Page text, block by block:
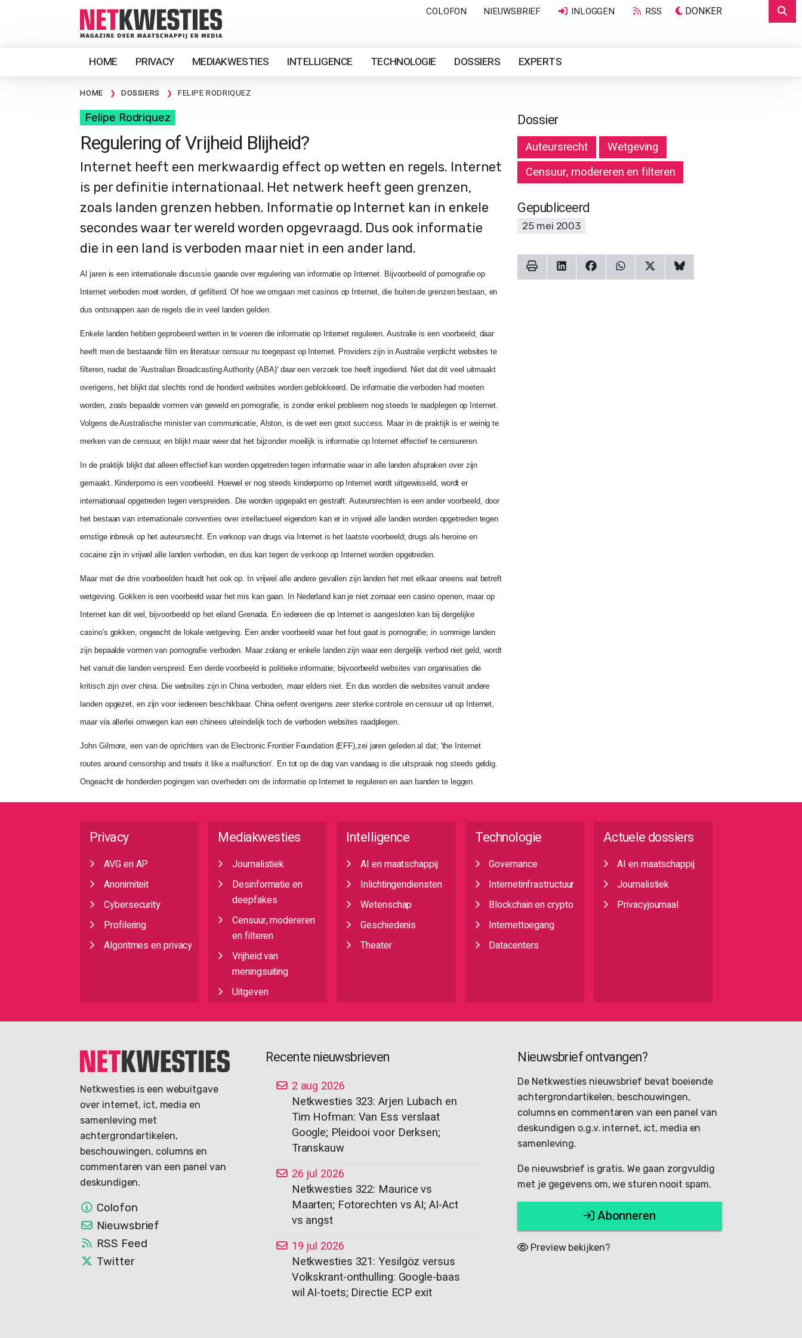
COLOFON NIEUWSBRIEF INLOGGEN RSS DONKER
HOME PRIVACY MEDIAKWESTIES INTELLIGENCE TECHNOLOGIE DOSSIERS EXPERTS
HOME DOSSIERS FELIPE RODRIQUEZ
Felipe Rodriquez
Regulering of Vrijheid Blijheid?
Internet heeft een merkwaardig effect op wetten en regels. Internet
is per definitie internationaal. Het netwerk heeft geen grenzen,
zoals landen grenzen hebben. Informatie op Internet kan in enkele
secondes waar ter wereld worden opgevraagd. Dus ook informatie
die in een land is verboden maar niet in een ander land.
Al jaren is een internationale discussie gaande over regulering van informatie op Internet. Bijvoorbeeld of pornografie op
Internet verboden moet worden, of gefilterd. Of hoe we omgaan met casinos op Internet, die buiten de grenzen bestaan, en
dus ontsnappen aan de regels die in veel landen gelden.
Enkele landen hebben geprobeerd wetten in te voeren die informatie op Internet reguleren. Australie is een voorbeeld; daar
heeft men de bestaande film en literatuur censuur nu toegepast op Internet. Providers zijn in Australie verplicht websites te
filteren, nadat de 'Australian Broadcasting Authority (ABA)' daar een verzoek toe heeft ingediend. Niet dat dit veel uitmaakt
overigens, het blijkt dat slechts rond de honderd websites worden geblokkeerd. De informatie die verboden had moeten
worden, zoals bepaalde vormen van geweld en pornografie, is zonder enkel probleem nog steeds te raadplegen op Internet.
Volgens de Australische minister van communicatie, Alston, is de wet een groot success. Maar in de praktijk is er weinig te
merken van de censuur, en blijkt maar weer dat het bijzonder moeilijk is informatie op Internet effectief te censureren.
In de praktijk blijkt dat alleen effectief kan worden opgetreden tegen informatie waar in alle landen afspraken over zijn
gemaakt. Kinderporno is een voorbeeld. Hoewel er nog steeds kinderporno op Internet wordt uitgewisseld, wordt er
internationaal opgetreden tegen verspreiders. Die worden opgepakt en gestraft. Auteursrechten is een ander voorbeeld, door
het bestaan van internationale conventies over intellectueel eigendom kan er in vrijwel alle landen worden opgetreden tegen
ernstige inbreuk op het auteursrecht. En verkoop van drugs via Internet is het laatste voorbeeld; drugs als heroine en
cocaine zijn in vrijwel alle landen verboden, en dus kan tegen de verkoop op Internet worden opgetreden.
Maar met die drie voorbeelden houdt het ook op. In vrijwel alle andere gevallen zijn landen het met elkaar oneens wat betreft
wetgeving. Gokken is een voorbeeld waar het mis kan gaan. In Nederland kan je niet zomaar een casino openen, maar op
Internet kan dit wel, bijvoorbeeld op het eiland Grenada. En iedereen die op Internet is aangesloten kan bij dergelijke
casino's gokken, ongeacht de lokale wetgeving. Een ander voorbeeld waar het fout gaat is pornografie; in sommige landen
zijn bepaalde vormen van pornografie verboden. Maar zolang er enkele landen zijn waar een dergelijk verbod niet geld, wordt
het vanuit die landen verspreid. Een derde voorbeeld is politieke informatie; bijvoorbeeld websites van organisaties die
kritisch zijn over china. Die websites zijn in China verboden, maar elders niet. En dus worden die websites vanuit andere
landen opgezet, en zijn voor iedereen beschikbaar. China oefent overigens zeer sterke controle en censuur uit op Internet,
maar via allerlei omwegen kan een chinees uiteindelijk toch de verboden websites raadplegen.
John Gilmore, een van de oprichters van de Electronic Frontier Foundation (EFF),zei jaren geleden al dat; 'the Internet
routes around censorship and treats it like a malfunction'. En tot op de dag van vandaag is die uitspraak nog steeds geldig.
Ongeacht de honderden pogingen van overheden om de informatie op Internet te reguleren en aan banden te leggen.
Dossier
Auteursrecht
Wetgeving
Censuur, modereren en filteren
Gepubliceerd
25 mei 2003
Privacy
AVG en AP
Anonimiteit
Cybersecurity
Profilering
Algoritmes en privacy
Mediakwesties
Journalistiek
Desinformatie en
deepfakes
Censuur, modereren
en filteren
Vrijheid van
meningsuiting
Uitgeven
Intelligence
AI en maatschappij
Inlichtingendiensten
Wetenschap
Geschiedenis
Theater
Technologie
Governance
Internetinfrastructuur
Blockchain en crypto
Internettoegang
Datacenters
Actuele dossiers
AI en maatschappij
Journalistiek
Privacyjournaal
Netkwesties is een webuitgave
over internet, ict, media en
samenleving met
achtergrondartikelen,
beschouwingen, columns en
commentaren van een panel van
deskundigen.
Colofon
Nieuwsbrief
RSS Feed
Twitter
Recente nieuwsbrieven
2 aug 2026
Netkwesties 323: Arjen Lubach en
Tim Hofman: Van Ess verslaat
Google; Pleidooi voor Derksen;
Transkauw
26 jul 2026
Netkwesties 322: Maurice vs
Maarten; Fotorechten vs AI; AI-Act
vs angst
19 jul 2026
Netkwesties 321: Yesilgöz versus
Volkskrant-onthulling: Google-baas
wil AI-toets; Directie ECP exit
Nieuwsbrief ontvangen?
De Netkwesties nieuwsbrief bevat boeiende
achtergrondartikelen, beschouwingen,
columns en commentaren van een panel van
deskundigen o.g.v. internet, ict, media en
samenleving.
De nieuwsbrief is gratis. We gaan zorgvuldig
met je gegevens om, we sturen nooit spam.
Abonneren
Preview bekijken?